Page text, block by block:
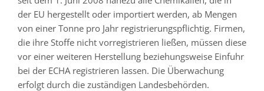
der EU hergestellt oder importiert werden, ab Mengen
von einer Tonne pro Jahr registrierungspflichtig. Firmen,
die ihre Stoffe nicht vorregistrieren ließen, müssen diese
vor einer weiteren Herstellung beziehungsweise Einfuhr
bei der ECHA registrieren lassen. Die Überwachung
erfolgt durch die zuständigen Landesbehörden.